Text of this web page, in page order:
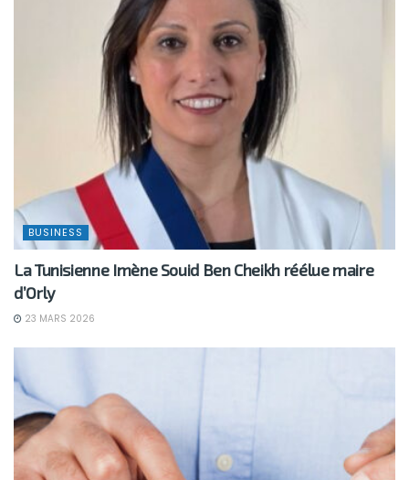
BUSINESS
La Tunisienne Imène Souid Ben Cheikh réélue maire
d’Orly
23 MARS 2026